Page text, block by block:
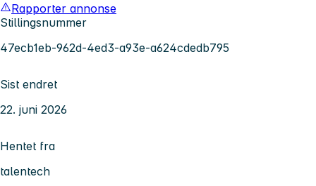
Rapporter annonse
Stillingsnummer
47ecb1eb-962d-4ed3-a93e-a624cdedb795
Sist endret
22. juni 2026
Hentet fra
talentech